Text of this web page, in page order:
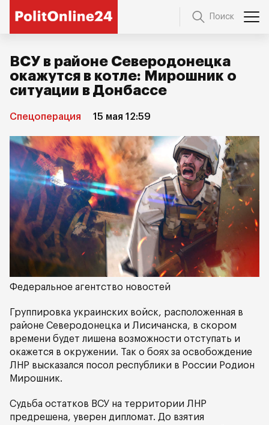
Поиск
ВСУ в районе Северодонецка
окажутся в котле: Мирошник о
ситуации в Донбассе
Спецоперация 15 мая 12:59
Федеральное агентство новостей
Группировка украинских войск, расположенная в
районе Северодонецка и Лисичанска, в скором
времени будет лишена возможности отступать и
окажется в окружении. Так о боях за освобождение
ЛНР высказался посол республики в России Родион
Мирошник.
Судьба остатков ВСУ на территории ЛНР
предрешена, уверен дипломат. До взятия